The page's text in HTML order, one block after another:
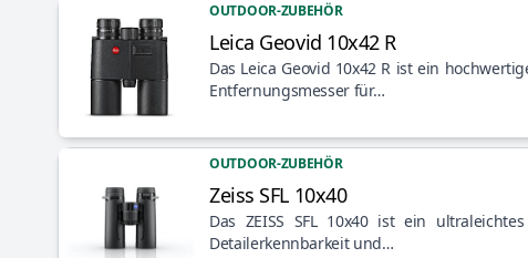
Artikel anzeigen
OUTDOOR-ZUBEHÖR
Leica Geovid 10x42 R
Das Leica Geovid 10x42 R ist ein
Entfernungsmesser für…
Artikel anzeigen
OUTDOOR-ZUBEHÖR
Zeiss SFL 10x40
Das ZEISS SFL 10x40 ist ein
Detailerkennbarkeit und…